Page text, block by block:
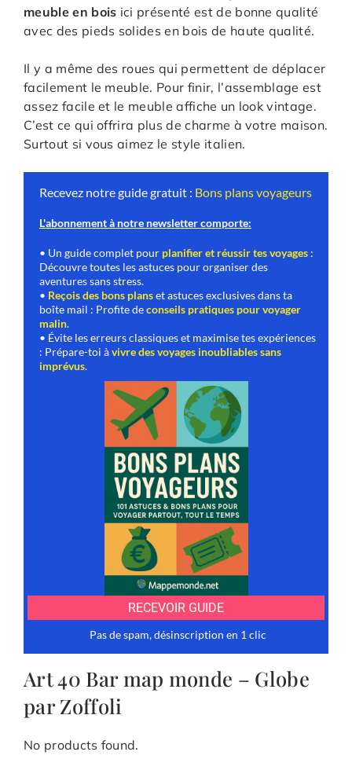
meuble en bois ici présenté est de bonne qualité
avec des pieds solides en bois de haute qualité.
Il y a même des roues qui permettent de déplacer
facilement le meuble. Pour finir, l’assemblage est
assez facile et le meuble affiche un look vintage.
C’est ce qui offrira plus de charme à votre maison.
Surtout si vous aimez le style italien.
Art 40 Bar map monde – Globe
par Zoffoli
No products found.